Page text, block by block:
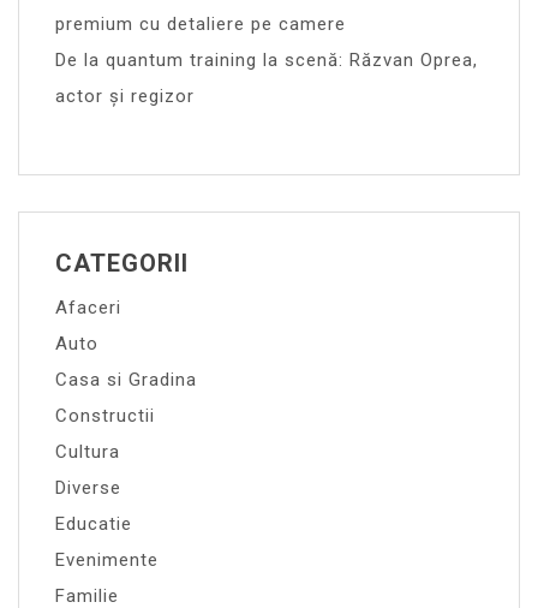
premium cu detaliere pe camere
De la quantum training la scenă: Răzvan Oprea,
actor și regizor
CATEGORII
Afaceri
Auto
Casa si Gradina
Constructii
Cultura
Diverse
Educatie
Evenimente
Familie